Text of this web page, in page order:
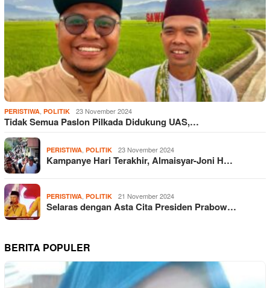
PERISTIWA, POLITIK 23 November 2024
Tidak Semua Paslon Pilkada Didukung UAS,…
PERISTIWA, POLITIK 23 November 2024
Kampanye Hari Terakhir, Almaisyar-Joni H…
PERISTIWA, POLITIK 21 November 2024
Selaras dengan Asta Cita Presiden Prabow…
BERITA POPULER